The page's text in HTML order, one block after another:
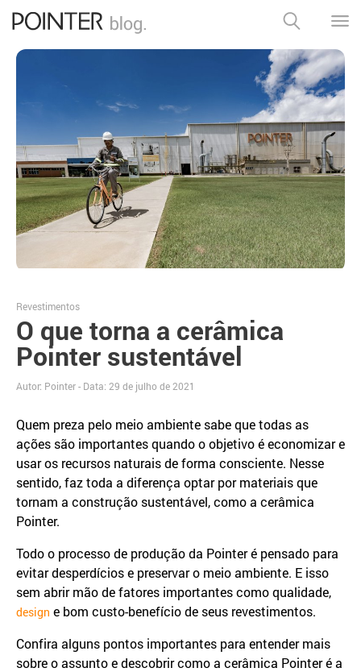
O que torna a cerâmica
Pointer sustentável
Revestimentos
Autor: Pointer - Data: 29 de julho de 2021
Quem preza pelo meio ambiente sabe que todas as
ações são importantes quando o objetivo é economizar e
usar os recursos naturais de forma consciente. Nesse
sentido, faz toda a diferença optar por materiais que
tornam a construção sustentável, como a cerâmica
Pointer.
Todo o processo de produção da Pointer é pensado para
evitar desperdícios e preservar o meio ambiente. E isso
sem abrir mão de fatores importantes como qualidade,
design e bom custo-benefício de seus revestimentos.
Confira alguns pontos importantes para entender mais
sobre o assunto e descobrir como a cerâmica Pointer é a